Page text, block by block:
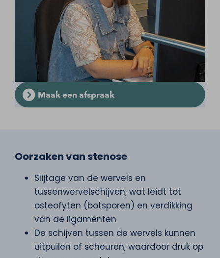
Maak een afspraak
Oorzaken van stenose
Slijtage van de wervels en
tussenwervelschijven, wat leidt tot
osteofyten (botsporen) en verdikking
van de ligamenten
De schijven tussen de wervels kunnen
uitpuilen of scheuren, waardoor druk op